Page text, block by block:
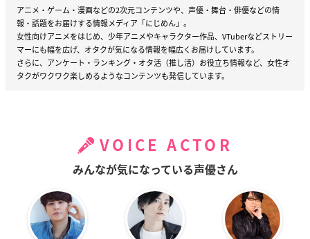
アニメ・ゲーム・漫画などの2次元コンテンツや、声優・舞台・俳優などの情
報・話題をお届けする情報メディア「にじめん」。
女性向けアニメをはじめ、少年アニメやキャラクター作品、VTuberなどストリー
マーにも幅を広げ、オタクが気になる情報を幅広くお届けしています。
さらに、アンケート・ランキング・オタ活（推し活）お役立ち情報など、女性オ
タクがワクワク楽しめるようなコンテンツも発信しています。
VOICE ACTOR
みんなが気になっている声優さん